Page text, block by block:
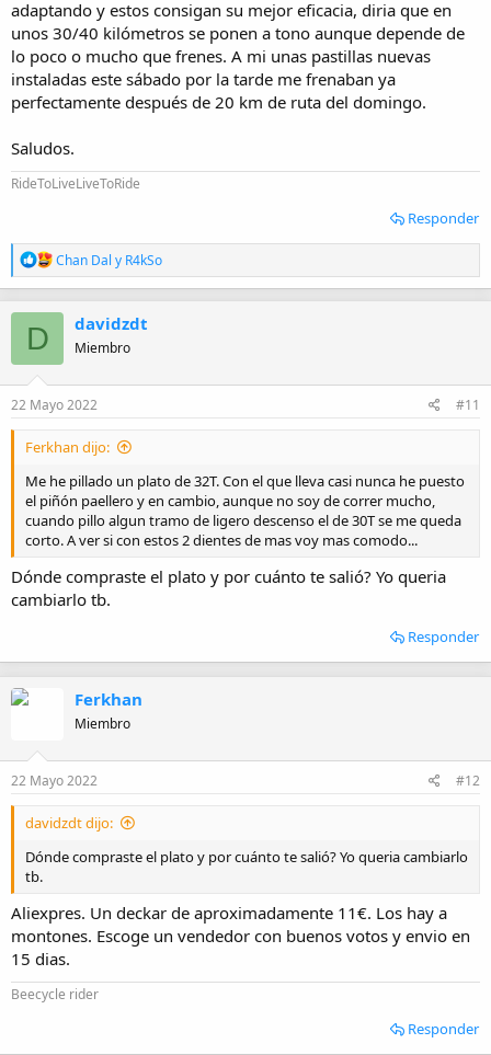
adaptando y estos consigan su mejor eficacia, diria que en
unos 30/40 kilómetros se ponen a tono aunque depende de
lo poco o mucho que frenes. A mi unas pastillas nuevas
instaladas este sábado por la tarde me frenaban ya
perfectamente después de 20 km de ruta del domingo.
Saludos.
RideToLiveLiveToRide
Responder
R
e
a
c
o
n
e
s
Chan Dal y R4kSo
D davidzdt
Miembro
22 Mayo 2022 #11
Ferkhan dijo:
Me he pillado un plato de 32T. Con el que lleva casi nunca he puesto
el piñón paellero y en cambio, aunque no soy de correr mucho,
cuando pillo algun tramo de ligero descenso el de 30T se me queda
corto. A ver si con estos 2 dientes de mas voy mas comodo...
Dónde compraste el plato y por cuánto te salió? Yo queria
cambiarlo tb.
Responder
Ferkhan
Miembro
22 Mayo 2022 #12
davidzdt dijo:
Dónde compraste el plato y por cuánto te salió? Yo queria cambiarlo
tb.
Aliexpres. Un deckar de aproximadamente 11€. Los hay a
montones. Escoge un vendedor con buenos votos y envio en
15 dias.
Beecycle rider
Responder